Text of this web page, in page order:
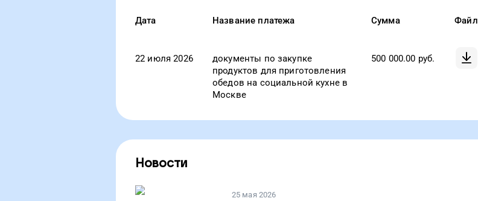
Дата Название платежа Сумма Файл
22 июля 2026
документы по закупке
продуктов для приготовления
обедов на социальной кухне в
Москве
500 000.00 руб.
Новости
25 мая 2026